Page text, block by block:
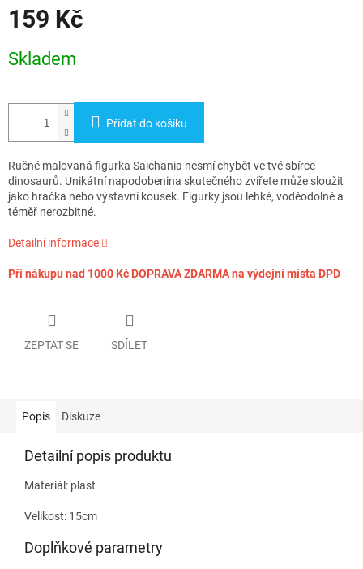
159 Kč
cena:
Skladem
Přidat do košíku
Ručně malovaná figurka Saichania nesmí chybět ve tvé sbírce
dinosaurů. Unikátní napodobenina skutečného zvířete může sloužit
jako hračka nebo výstavní kousek. Figurky jsou lehké, voděodolné a
téměř nerozbitné.
Detailní informace
Při nákupu nad 1000 Kč DOPRAVA ZDARMA na výdejní místa DPD
ZEPTAT SE SDÍLET
Popis Diskuze
Detailní popis produktu
Materiál: plast
Velikost: 15cm
Doplňkové parametry